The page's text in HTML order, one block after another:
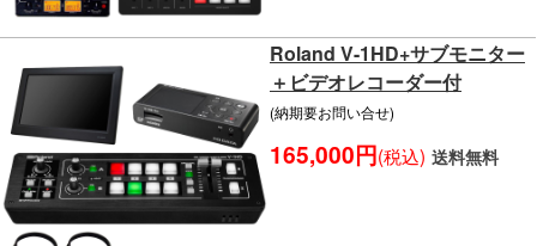
Roland V-1HD+サブモニター
＋ビデオレコーダー付
(納期要お問い合せ)
165,000円(税込) 送料無料